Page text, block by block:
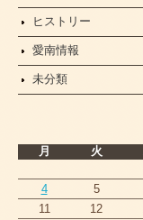
ヒストリー
愛南情報
未分類
月
火
4
5
11
12